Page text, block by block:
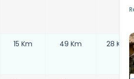
15 Km 49 Km 28 Km